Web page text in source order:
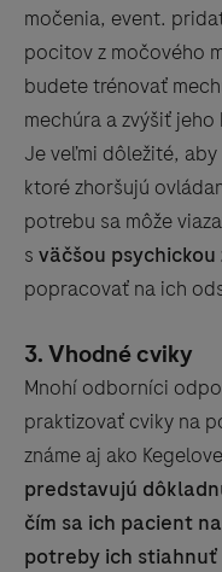
močenia, event.
pocitov z močového
budete trénovať
mechúra a zvýšiť
Je veľmi dôležité,
ktoré zhoršujú
potrebu sa môže
s väčšou
popracovať na ich
3. Vhodné cviky
Mnohí odborníci
praktizovať cviky na
známe aj ako
predstavujú
čím sa ich pacient
potreby ich